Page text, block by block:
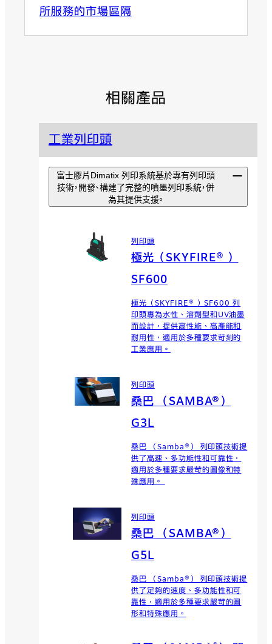
所服務的市場區隔
相關產品
工業列印頭
富士膠片Dimatix 列印系統基於專有列印頭
技術，開發、構建了完整的噴墨列印系統，併
為其提供支援。
列印頭
極光（SKYFIRE® ）
SF600
極光（SKYFIRE® ）SF600 列
印頭專為水性、溶劑型和UV油墨
而設計，提供高性能、高產能和
耐用性，適用於多種要求苛刻的
工業應用。
列印頭
桑巴 （SAMBA®）
G3L
桑巴 （Samba®） 列印頭技術提
供了高速、多功能性和可靠性，
適用於多種要求嚴苛的圖像和特
殊應用。
列印頭
桑巴 （SAMBA®）
G5L
桑巴 （Samba®） 列印頭技術提
供了足夠的速度、多功能性和可
靠性，適用於多種要求嚴苛的圖
形和特殊應用。